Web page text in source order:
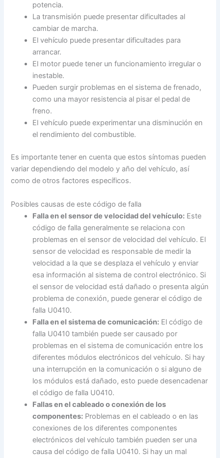
potencia.
La transmisión puede presentar dificultades al
cambiar de marcha.
El vehículo puede presentar dificultades para
arrancar.
El motor puede tener un funcionamiento irregular o
inestable.
Pueden surgir problemas en el sistema de frenado,
como una mayor resistencia al pisar el pedal de
freno.
El vehículo puede experimentar una disminución en
el rendimiento del combustible.
Es importante tener en cuenta que estos síntomas pueden
variar dependiendo del modelo y año del vehículo, así
como de otros factores específicos.
Posibles causas de este código de falla
Falla en el sensor de velocidad del vehículo: Este
código de falla generalmente se relaciona con
problemas en el sensor de velocidad del vehículo. El
sensor de velocidad es responsable de medir la
velocidad a la que se desplaza el vehículo y enviar
esa información al sistema de control electrónico. Si
el sensor de velocidad está dañado o presenta algún
problema de conexión, puede generar el código de
falla U0410.
Falla en el sistema de comunicación: El código de
falla U0410 también puede ser causado por
problemas en el sistema de comunicación entre los
diferentes módulos electrónicos del vehículo. Si hay
una interrupción en la comunicación o si alguno de
los módulos está dañado, esto puede desencadenar
el código de falla U0410.
Fallas en el cableado o conexión de los
componentes: Problemas en el cableado o en las
conexiones de los diferentes componentes
electrónicos del vehículo también pueden ser una
causa del código de falla U0410. Si hay un mal